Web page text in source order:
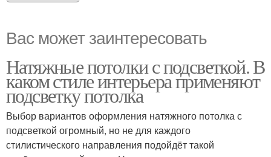
Вас может заинтересовать
Натяжные потолки с подсветкой. В
каком стиле интерьера применяют
подсветку потолка
Выбор вариантов оформления натяжного потолка с
подсветкой огромный, но не для каждого
стилистического направления подойдёт такой